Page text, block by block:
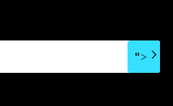
">